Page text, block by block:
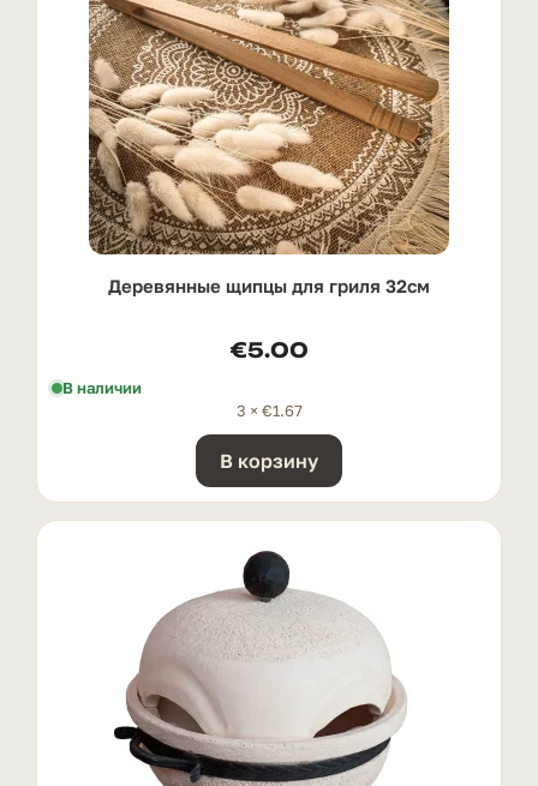
Деревянные щипцы для гриля 32см
€5.00
В наличии
3 × €1.67
В корзину